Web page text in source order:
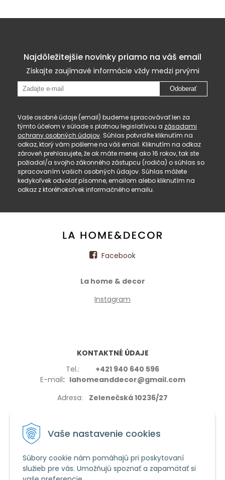
Vaše nastavenie cookies
Súbory cookie nám pomáhajú pri poskytovaní
služieb pre vás. Umožňujú spoznať a zapamätať si
Najdôležitejšie novinky priamo na váš email
Získajte zaujímavé informácie vždy medzi prvými
Odoberať
Vaše osobné údaje (email) budeme spracovávať len za
týmto účelom v súlade s platnou legislatívou a zásadami
ochrany osobných údajov. Súhlas potvrdíte kliknutím na
odkaz, ktorý vám pošleme na váš email. Kliknutím na odkaz
zároveň prehlasujete, že ak máte menej ako 16 rokov, tak ste
požiadal/a svojho zákonného zástupcu (rodiča) o súhlas so
spracovaním vašich osobných údajov. Súhlas môžete
kedykoľvek odvolať písomne, emailom alebo kliknutím na
odkaz z ktoréhokoľvek informačného emailu.
Facebook
La home & decor
Instagram
KONTAKTNÉ ÚDAJE
Tel.: +421 940 640 596
E-mail: lahomeanddecor@gmail.com
Adresa: Zelenečská 10236/27
VŠETKO O NÁKUPE